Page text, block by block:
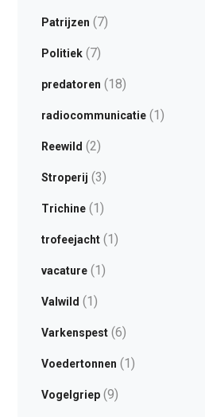
Patrijzen (7)
Politiek(7)
predatoren (18)
radiocommunicatie(1)
Reewild (2)
Stroperij (3)
Trichine(1)
trofeejacht(1)
vacature(1)
Valwild (1)
Varkenspest(6)
Voedertonnen (1)
Vogelgriep(9)